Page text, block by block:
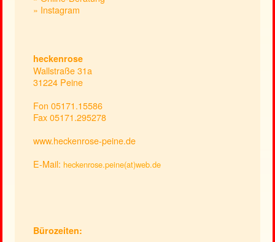
» Instagram
heckenrose
Wallstraße 31a
31224 Peine
Fon 05171.15586
Fax 05171.295278
www.heckenrose-peine.de
E-Mail: heckenrose.peine(at)web.de
Bürozeiten: